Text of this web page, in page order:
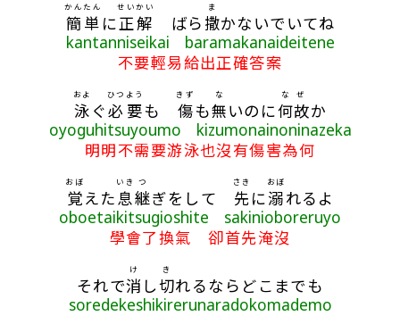
簡単
かんたん
に正解
せいかい
ばら 撒
ま
かないでいてね
kantanniseikai baramakanaideitene
不要輕易給出正確答案
泳
およ
ぐ必要
ひつよう
も 傷
きず
も無
な
いのに何故
なぜ
か
oyoguhitsuyoumo kizumonainoninazeka
明明不需要游泳也沒有傷害為何
覚
おぼ
えた息
いき
継
つ
ぎをして 先
さき
に溺
おぼ
れるよ
oboetaikitsugioshite sakinioboreruyo
學會了換氣 卻首先淹沒
それで消
け
し切
き
れるならどこまでも
soredekeshikirerunaradokomademo